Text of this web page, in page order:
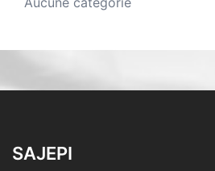
SAJEPI